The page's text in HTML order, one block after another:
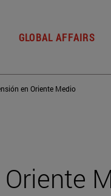
GLOBAL AFFAIRS
en Oriente Medio